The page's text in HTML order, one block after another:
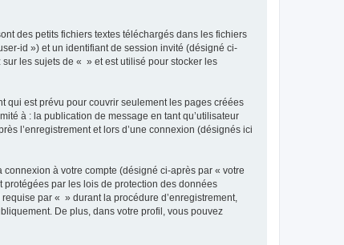
des petits fichiers textes téléchargés dans les fichiers
id ») et un identifiant de session invité (désigné ci-
les sujets de « » et est utilisé pour stocker les
qui est prévu pour couvrir seulement les pages créées
à : la publication de message en tant qu’utilisateur
l’enregistrement et lors d’une connexion (désignés ici
à votre compte (désigné ci-après par « votre
par les lois de protection des données
par « » durant la procédure d’enregistrement,
De plus, dans votre profil, vous pouvez